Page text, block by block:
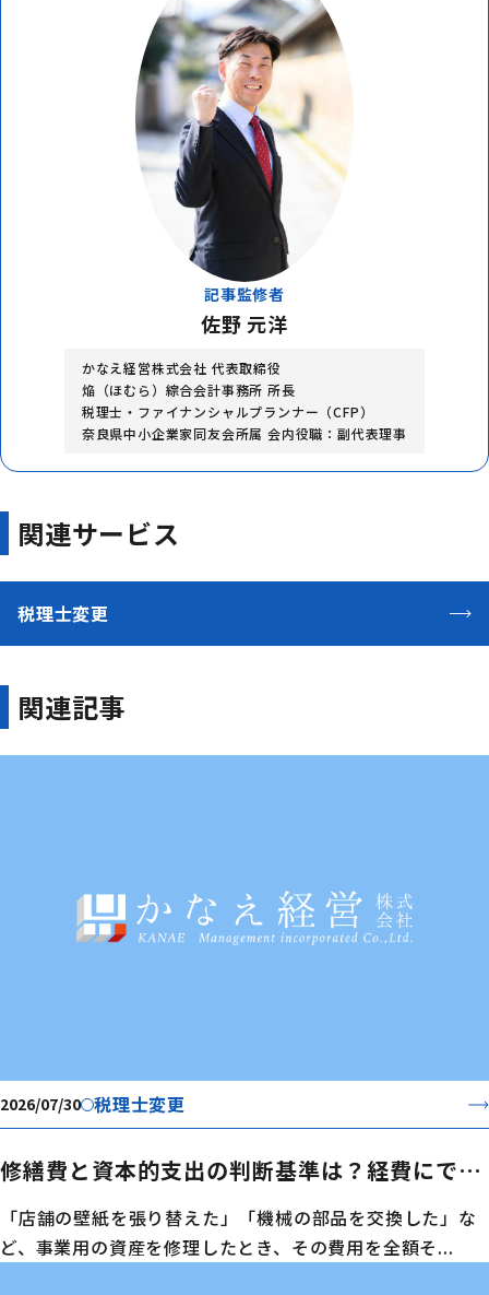
記事監修者
佐野 元洋
かなえ経営株式会社 代表取締役
焔（ほむら）綜合会計事務所 所長
税理士・ファイナンシャルプランナー（CFP）
奈良県中小企業家同友会所属 会内役職：副代表理事
関連サービス
税理士変更
関連記事
2026/07/30 税理士変更
修繕費と資本的支出の判断基準は？経費にでき
「店舗の壁紙を張り替えた」「機械の部品を交換した」な
ど、事業用の資産を修理したとき、その費用を全額そ...